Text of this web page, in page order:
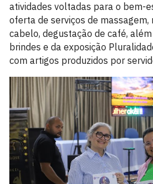
atividades voltadas para o bem-
oferta de serviços de massagem,
cabelo, degustação de café,
brindes e da exposição
com artigos produzidos por